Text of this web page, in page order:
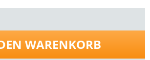
WARENKORB